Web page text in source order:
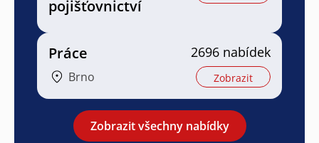
pojišťovnictví
Práce
Brno
2696 nabídek
Zobrazit
Zobrazit všechny nabídky